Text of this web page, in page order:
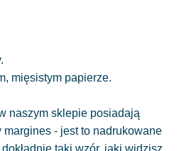
mięsistym papierze.
naszym sklepie posiadają
margines - jest to nadrukowane
taki wzór, jaki widzisz